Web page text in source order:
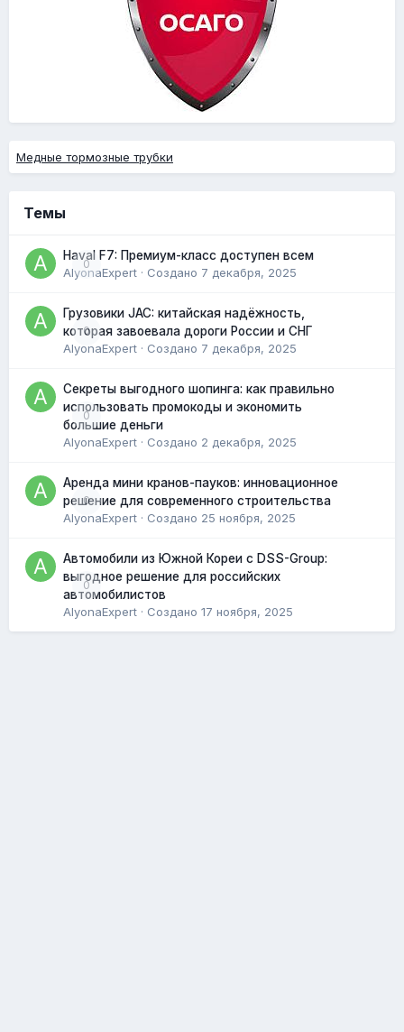
Медные тормозные трубки
Темы
0
Haval F7: Премиум-класс доступен всем
AlyonaExpert · Создано 7 декабря, 2025
0
Грузовики JAC: китайская надёжность,
которая завоевала дороги России и СНГ
AlyonaExpert · Создано 7 декабря, 2025
0
Секреты выгодного шопинга: как правильно
использовать промокоды и экономить
большие деньги
AlyonaExpert · Создано 2 декабря, 2025
0
Аренда мини кранов-пауков: инновационное
решение для современного строительства
AlyonaExpert · Создано 25 ноября, 2025
0
Автомобили из Южной Кореи с DSS-Group:
выгодное решение для российских
автомобилистов
AlyonaExpert · Создано 17 ноября, 2025